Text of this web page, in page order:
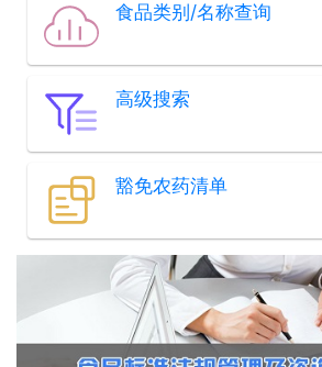
食品类别/名称查询
高级搜索
豁免农药清单